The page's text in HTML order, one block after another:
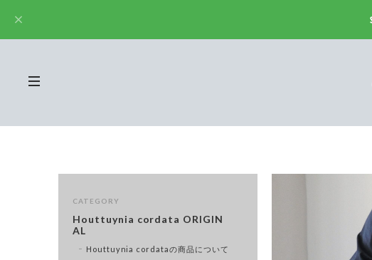
CATEGORY
Houttuynia cordata ORIGIN
AL
Houttuynia cordataの商品について